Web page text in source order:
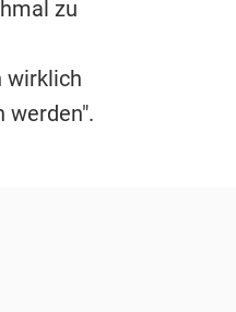
zu
wirklich
werden".